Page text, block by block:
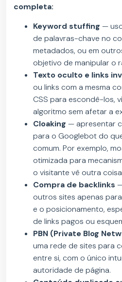
completa:
Keyword stuffing—
de palavras-chave no
metadados, ou em
objetivo de manipular o
Texto oculto e links
ou links com a mesma
CSS para escondê-los,
algoritmo sem afetar a
Cloaking— apresentar
para o Googlebot do
comum. Por exemplo,
otimizada para
o visitante vê outra
Compra de backlinks
outros sites apenas
e o posicionamento,
de links pagos ou
PBN (Private Blog
uma rede de sites para
entre si, com o único
autoridade de página.